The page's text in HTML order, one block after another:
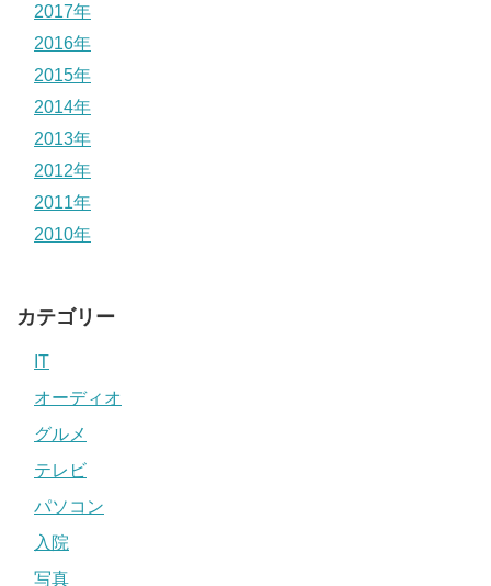
2017年
2016年
2015年
2014年
2013年
2012年
2011年
2010年
カテゴリー
IT
オーディオ
グルメ
テレビ
パソコン
入院
写真